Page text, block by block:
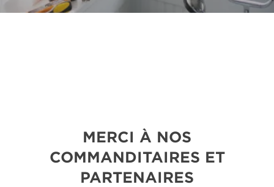
MERCI À NOS
COMMANDITAIRES ET
PARTENAIRES